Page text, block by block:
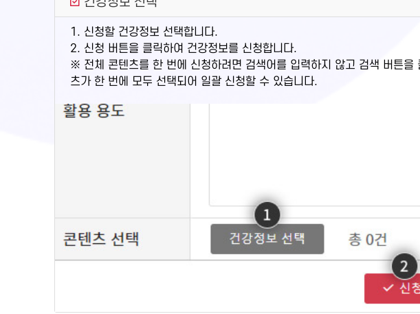
1. 신청할 건강정보 선택합니다.
2. 신청 버튼을 클릭하여 건강정보를 신청합니다.
※ 전체 콘텐츠를 한 번에 신청하려면 검색어를 입력하지 않고 검색 버튼
츠가 한 번에 모두 선택되어 일괄 신청할 수 있습니다.